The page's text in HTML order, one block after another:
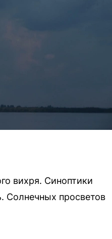
вихря. Синоптики
Солнечных просветов